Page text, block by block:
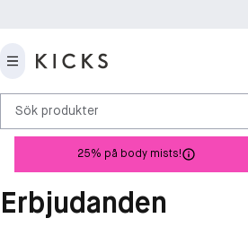
Sök produkter
25% på body mists!
Erbjudanden